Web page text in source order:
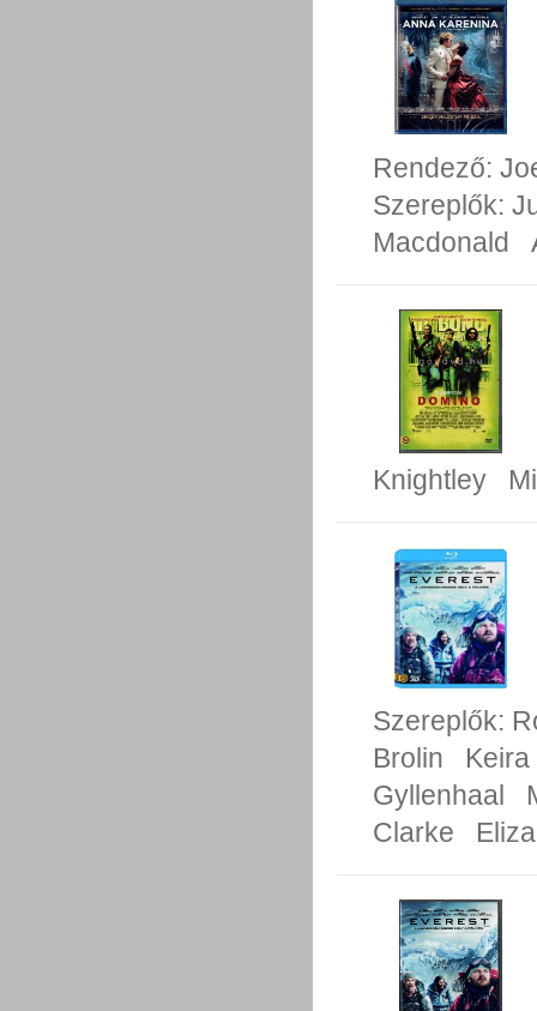
Rendező:
Szereplők:
Macdonald
Knightley
Szereplők:
Brolin
Gyllenhaal
Clarke